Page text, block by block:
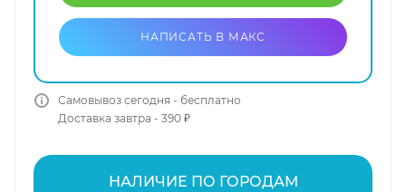
НАПИСАТЬ В МАКС
Самовывоз сегодня - бесплатно
Доставка завтра - 390 ₽
НАЛИЧИЕ ПО ГОРОДАМ